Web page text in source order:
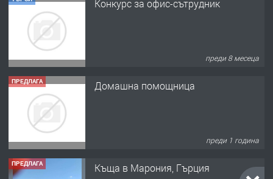
ПРЕДЛАГА
ПРЕДЛАГА